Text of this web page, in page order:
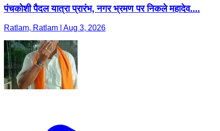
पंचकोशी पैदल यात्रा प्रारंभ, नगर भ्रमण पर निकले महादेव....
Ratlam, Ratlam | Aug 3, 2026